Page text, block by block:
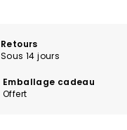
Retours
Sous 14 jours
Emballage cadeau
Offert